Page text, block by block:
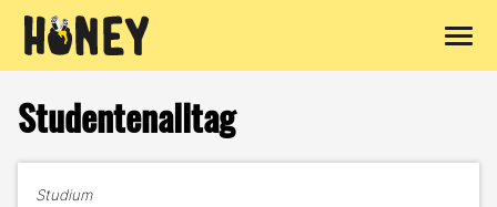
Inhalt
springen
Studentenalltag
Studium